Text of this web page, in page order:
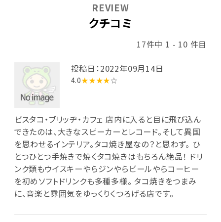
クチコミ
REVIEW
17件中 1 - 10 件目
投稿日：2022年09月14日
4.0★★★★☆
ビスタコ・ブリッヂ・カフェ 店内に入ると目に飛び込ん
できたのは、大きなスピーカーとレコード。そして異国
を思わせるインテリア。タコ焼き屋なの？と思わず。 ひ
とつひとつ手焼きで焼くタコ焼きはもちろん絶品！ ドリ
ンク類もウイスキーやらジンやらビールやらコーヒー
を初めソフトドリンクも多種多様。 タコ焼きをつまみ
に、音楽と雰囲気をゆっくりくつろげる店です。